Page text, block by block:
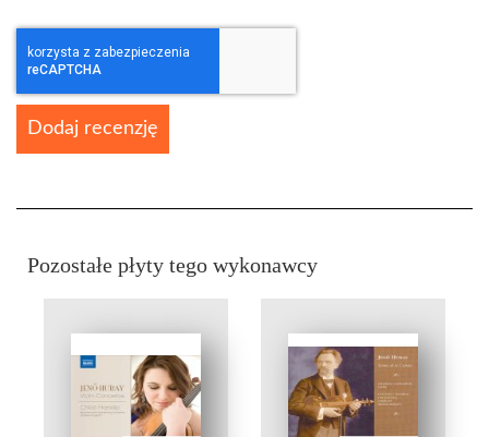
Dodaj recenzję
Pozostałe płyty tego wykonawcy